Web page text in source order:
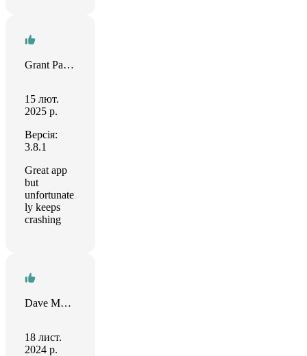
Grant Paterson
15 лют.
2025 р.
Версія:
3.8.1
Great app
but
unfortunate
ly keeps
crashing
Dave Macaddicted
18 лист.
2024 р.